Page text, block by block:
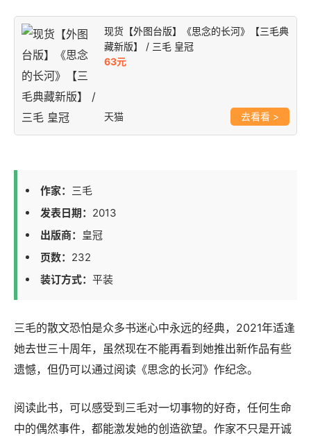
现货【外图台版】《思念的长河》【三毛典
藏新版】 / 三毛 皇冠
63元
天猫 >
作家： 三毛
发表日期： 2013
出版商： 皇冠
页数： 232
装订方式： 平装
三毛的散文恐怕是众多书迷心中永远的经典，2021年适逢
她去世三十周年，虽然现在不能再看到她推出新作品有些
遗憾，但仍可以通过阅读《思念的长河》作纪念。
阅读此书，可以感受到三毛对一切事物的好奇，任何生命
中的偶然事件，都能激发她的创造欲望。作家不只是开诚